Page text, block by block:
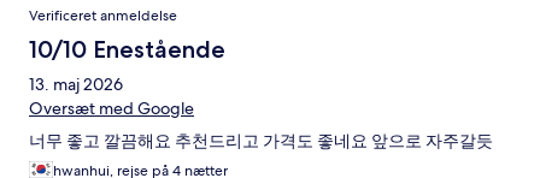
Verificeret anmeldelse
10/10 Enestående
13. maj 2026
Oversæt med Google
너무 좋고 깔끔해요 추천드리고 가격도 좋네요 앞으로 자주갈듯
hwanhui, rejse på 4 nætter